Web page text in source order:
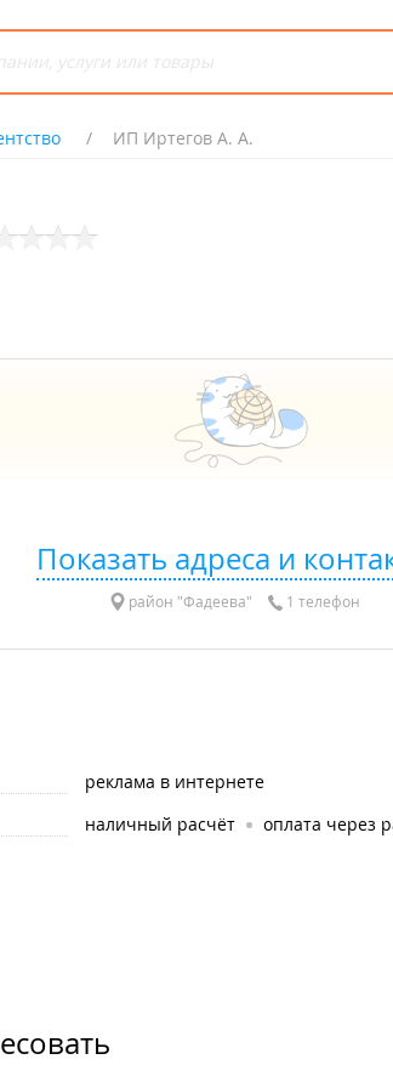
ИП Иртегов А. А.
Показать адреса и
район "Фадеева" 1 телефон
реклама в интернете
наличный расчёт оплата через